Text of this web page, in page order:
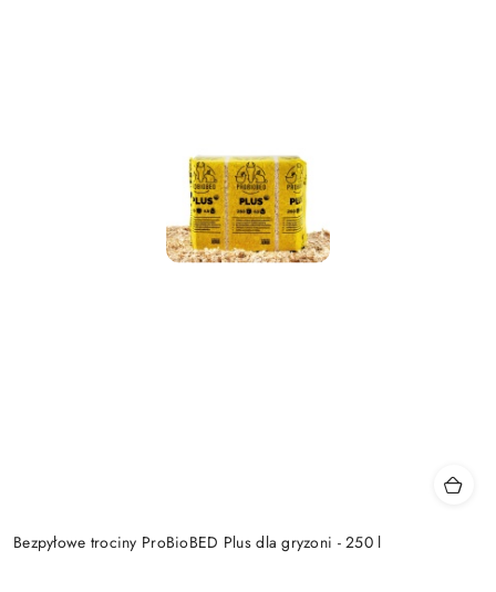
Bezpyłowe trociny ProBioBED Plus dla gryzoni - 250 l